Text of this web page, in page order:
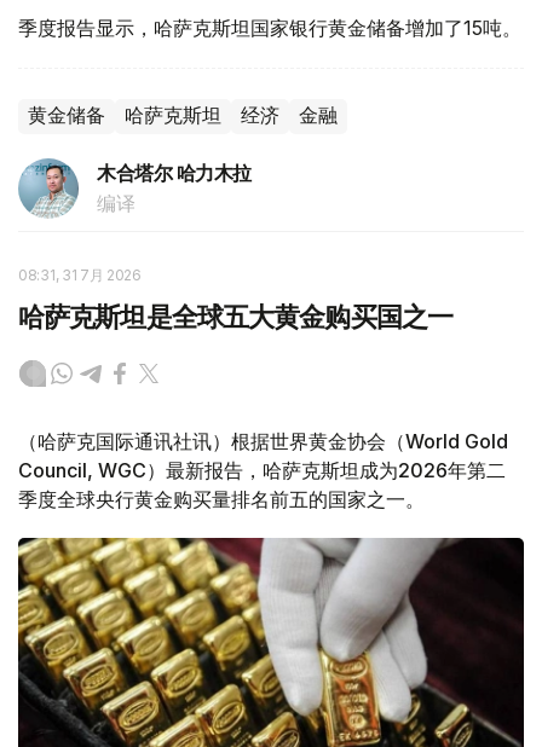
季度报告显示，哈萨克斯坦国家银行黄金储备增加了15吨。
黄金储备 哈萨克斯坦 经济 金融
木合塔尔 哈力木拉
编译
08:31, 31 7月 2026
哈萨克斯坦是全球五大黄金购买国之一
（哈萨克国际通讯社讯）根据世界黄金协会（World Gold
Council, WGC）最新报告，哈萨克斯坦成为2026年第二
季度全球央行黄金购买量排名前五的国家之一。